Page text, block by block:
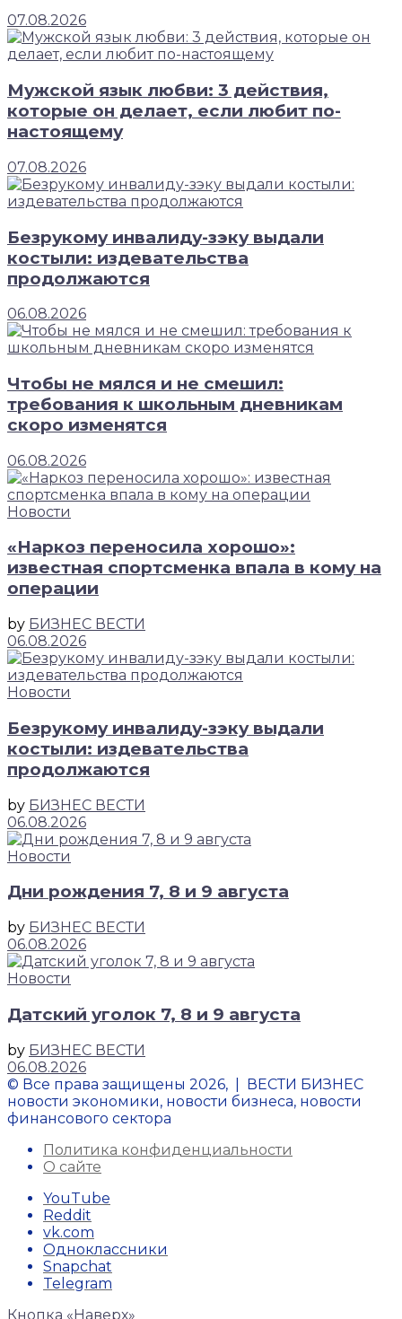
07.08.2026
Мужской язык любви: 3 действия,
которые он делает, если любит по-
настоящему
07.08.2026
Безрукому инвалиду-зэку выдали
костыли: издевательства
продолжаются
06.08.2026
Чтобы не мялся и не смешил:
требования к школьным дневникам
скоро изменятся
06.08.2026
Новости
«Наркоз переносила хорошо»:
известная спортсменка впала в кому на
операции
by БИЗНЕС ВЕСТИ
06.08.2026
Новости
Безрукому инвалиду-зэку выдали
костыли: издевательства
продолжаются
by БИЗНЕС ВЕСТИ
06.08.2026
Новости
Дни рождения 7, 8 и 9 августа
by БИЗНЕС ВЕСТИ
06.08.2026
Новости
Датский уголок 7, 8 и 9 августа
by БИЗНЕС ВЕСТИ
06.08.2026
© Все права защищены 2026, | ВЕСТИ БИЗНЕС
новости экономики, новости бизнеса, новости
финансового сектора
Политика конфиденциальности
О сайте
YouTube
Reddit
vk.com
Одноклассники
Snapchat
Telegram
Кнопка «Наверх»